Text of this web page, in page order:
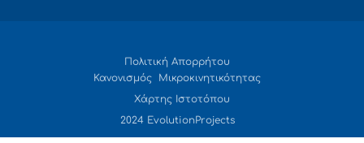
Πολιτική Απορρήτου
Κανονισμός Μικροκινητικότητας
Χάρτης Ιστοτόπου
2024 EvolutionProjects